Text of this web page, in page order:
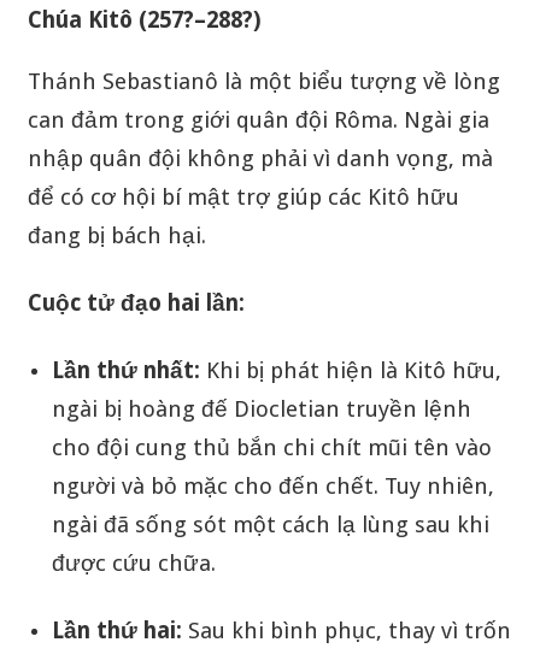
Chúa Kitô (257?–288?)
Thánh Sebastianô là một biểu tượng về lòng
can đảm trong giới quân đội Rôma. Ngài gia
nhập quân đội không phải vì danh vọng, mà
để có cơ hội bí mật trợ giúp các Kitô hữu
đang bị bách hại.
Cuộc tử đạo hai lần:
Lần thứ nhất: Khi bị phát hiện là Kitô hữu,
ngài bị hoàng đế Diocletian truyền lệnh
cho đội cung thủ bắn chi chít mũi tên vào
người và bỏ mặc cho đến chết. Tuy nhiên,
ngài đã sống sót một cách lạ lùng sau khi
được cứu chữa.
Lần thứ hai: Sau khi bình phục, thay vì trốn